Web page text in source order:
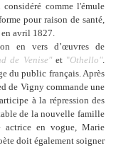
comme l'émule
pour raison de santé,
avril 1827.
en vers d’œuvres de
de Venise" et "Othello".
du public français. Après
de Vigny commande une
à la répression des
de la nouvelle famille
actrice en vogue, Marie
doit également soigner